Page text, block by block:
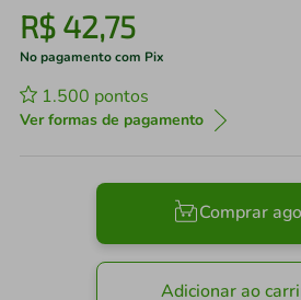
R$ 42,75
No pagamento com Pix
1.500 pontos
Ver formas de pagamento
Comprar
Adicionar ao